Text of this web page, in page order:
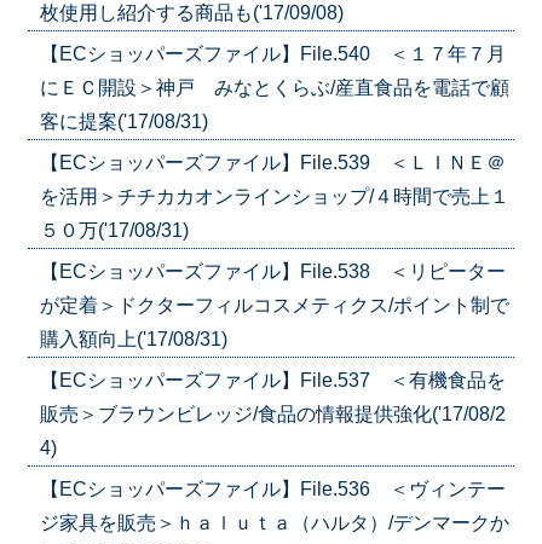
枚使用し紹介する商品も('17/09/08)
【ECショッパーズファイル】File.540 ＜１７年７月
にＥＣ開設＞神戸 みなとくらぶ/産直食品を電話で顧
客に提案('17/08/31)
【ECショッパーズファイル】File.539 ＜ＬＩＮＥ＠
を活用＞チチカカオンラインショップ/４時間で売上１
５０万('17/08/31)
【ECショッパーズファイル】File.538 ＜リピーター
が定着＞ドクターフィルコスメティクス/ポイント制で
購入額向上('17/08/31)
【ECショッパーズファイル】File.537 ＜有機食品を
販売＞ブラウンビレッジ/食品の情報提供強化('17/08/2
4)
【ECショッパーズファイル】File.536 ＜ヴィンテー
ジ家具を販売＞ｈａｌｕｔａ（ハルタ）/デンマークか